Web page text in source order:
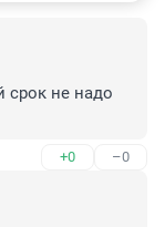
не надо
+0 –0